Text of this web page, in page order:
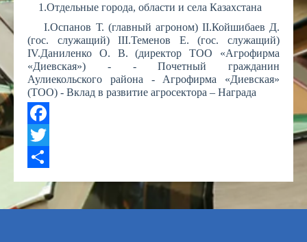
1.Отдельные города, области и села Казахстана
I.Оспанов Т. (главный агроном) II.Койшибаев Д.
(гос. служащий) III.Теменов Е. (гос. служащий)
IV.Даниленко О. В. (директор ТОО «Агрофирма
«Диевская») - - Почетный гражданин
Аулиекольского района - Агрофирма «Диевская»
(ТОО) - Вклад в развитие агросектора – Награда
Facebook
Twitter